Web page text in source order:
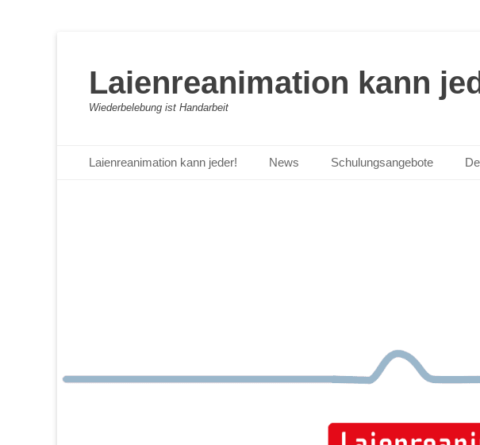
Laienreanimation kann
Wiederbelebung ist Handarbeit
Primäres Menü
Inhalt
Laienreanimation kann jeder! News Schulungsangebote